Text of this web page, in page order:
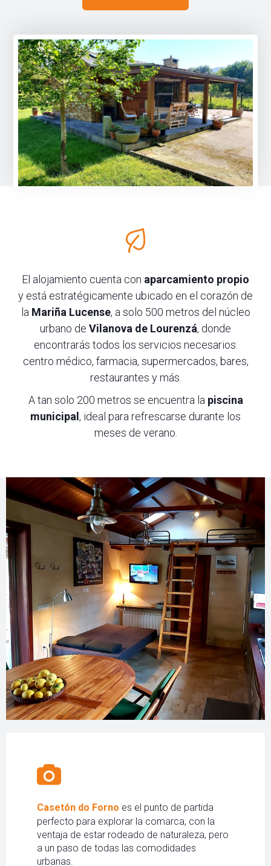
El alojamiento cuenta con aparcamiento propio
y está estratégicamente ubicado en el corazón de
la Mariña Lucense, a solo 500 metros del núcleo
urbano de Vilanova de Lourenzá, donde
encontrarás todos los servicios necesarios:
centro médico, farmacia, supermercados, bares,
restaurantes y más.
A tan solo 200 metros se encuentra la piscina
municipal , ideal para refrescarse durante los
meses de verano.
Casetón do Forno es el punto de partida
perfecto para explorar la comarca, con la
ventaja de estar rodeado de naturaleza, pero
a un paso de todas las comodidades
urbanas.